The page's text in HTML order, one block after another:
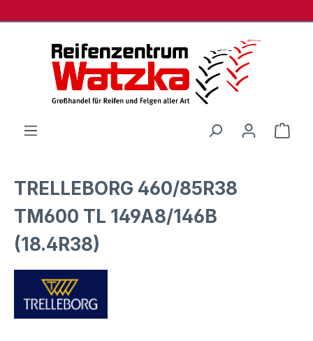
TRELLEBORG 460/85R38
TM600 TL 149A8/146B
(18.4R38)